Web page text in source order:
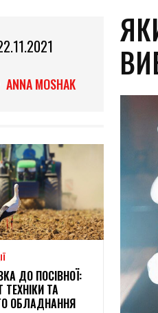
ANNA MOSHAK
ДО ПОСІВНОЇ:
ТА
ОБЛАДНАННЯ